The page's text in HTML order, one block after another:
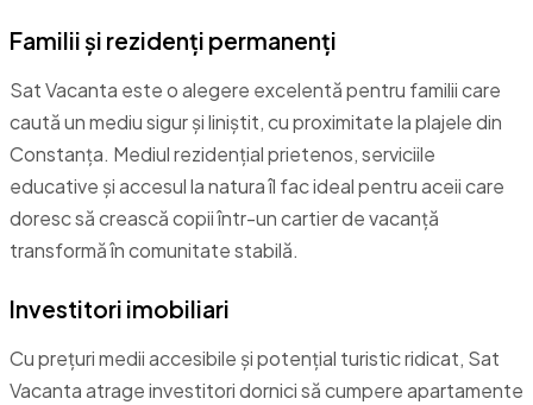
Familii și rezidenți permanenți
Sat Vacanta este o alegere excelentă pentru familii care
caută un mediu sigur și liniștit, cu proximitate la plajele din
Constanța. Mediul rezidențial prietenos, serviciile
educative și accesul la natura îl fac ideal pentru aceii care
doresc să crească copii într-un cartier de vacanță
transformă în comunitate stabilă.
Investitori imobiliari
Cu prețuri medii accesibile și potențial turistic ridicat, Sat
Vacanta atrage investitori dornici să cumpere apartamente